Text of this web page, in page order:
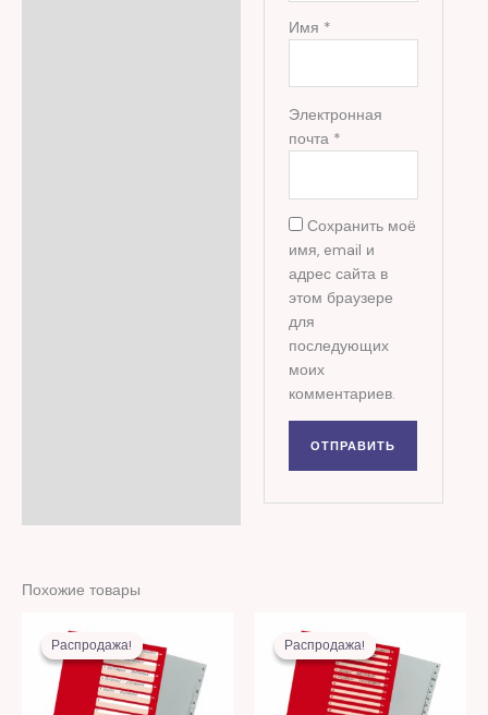
Имя *
Электронная
почта *
Сохранить моё
имя, email и
адрес сайта в
этом браузере
для
последующих
моих
комментариев.
Похожие товары
Распродажа!
Распродажа!
цена
составляла
23,00 MDL.
10,00 MDL.
Распродажа!
Распродажа!
цена
составляла
34,00 MDL.
13,00 MDL.